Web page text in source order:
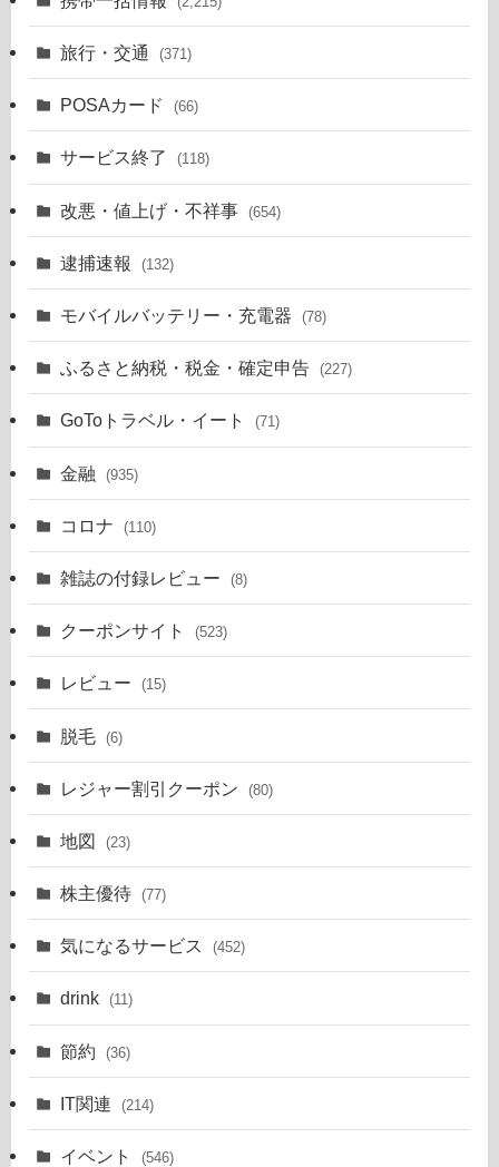
旅行・交通 (371)
POSAカード (66)
サービス終了 (118)
改悪・値上げ・不祥事 (654)
逮捕速報 (132)
モバイルバッテリー・充電器 (78)
ふるさと納税・税金・確定申告 (227)
GoToトラベル・イート (71)
金融 (935)
コロナ (110)
雑誌の付録レビュー (8)
クーポンサイト (523)
レビュー (15)
脱毛 (6)
レジャー割引クーポン (80)
地図 (23)
株主優待 (77)
気になるサービス (452)
drink (11)
節約 (36)
IT関連 (214)
イベント (546)